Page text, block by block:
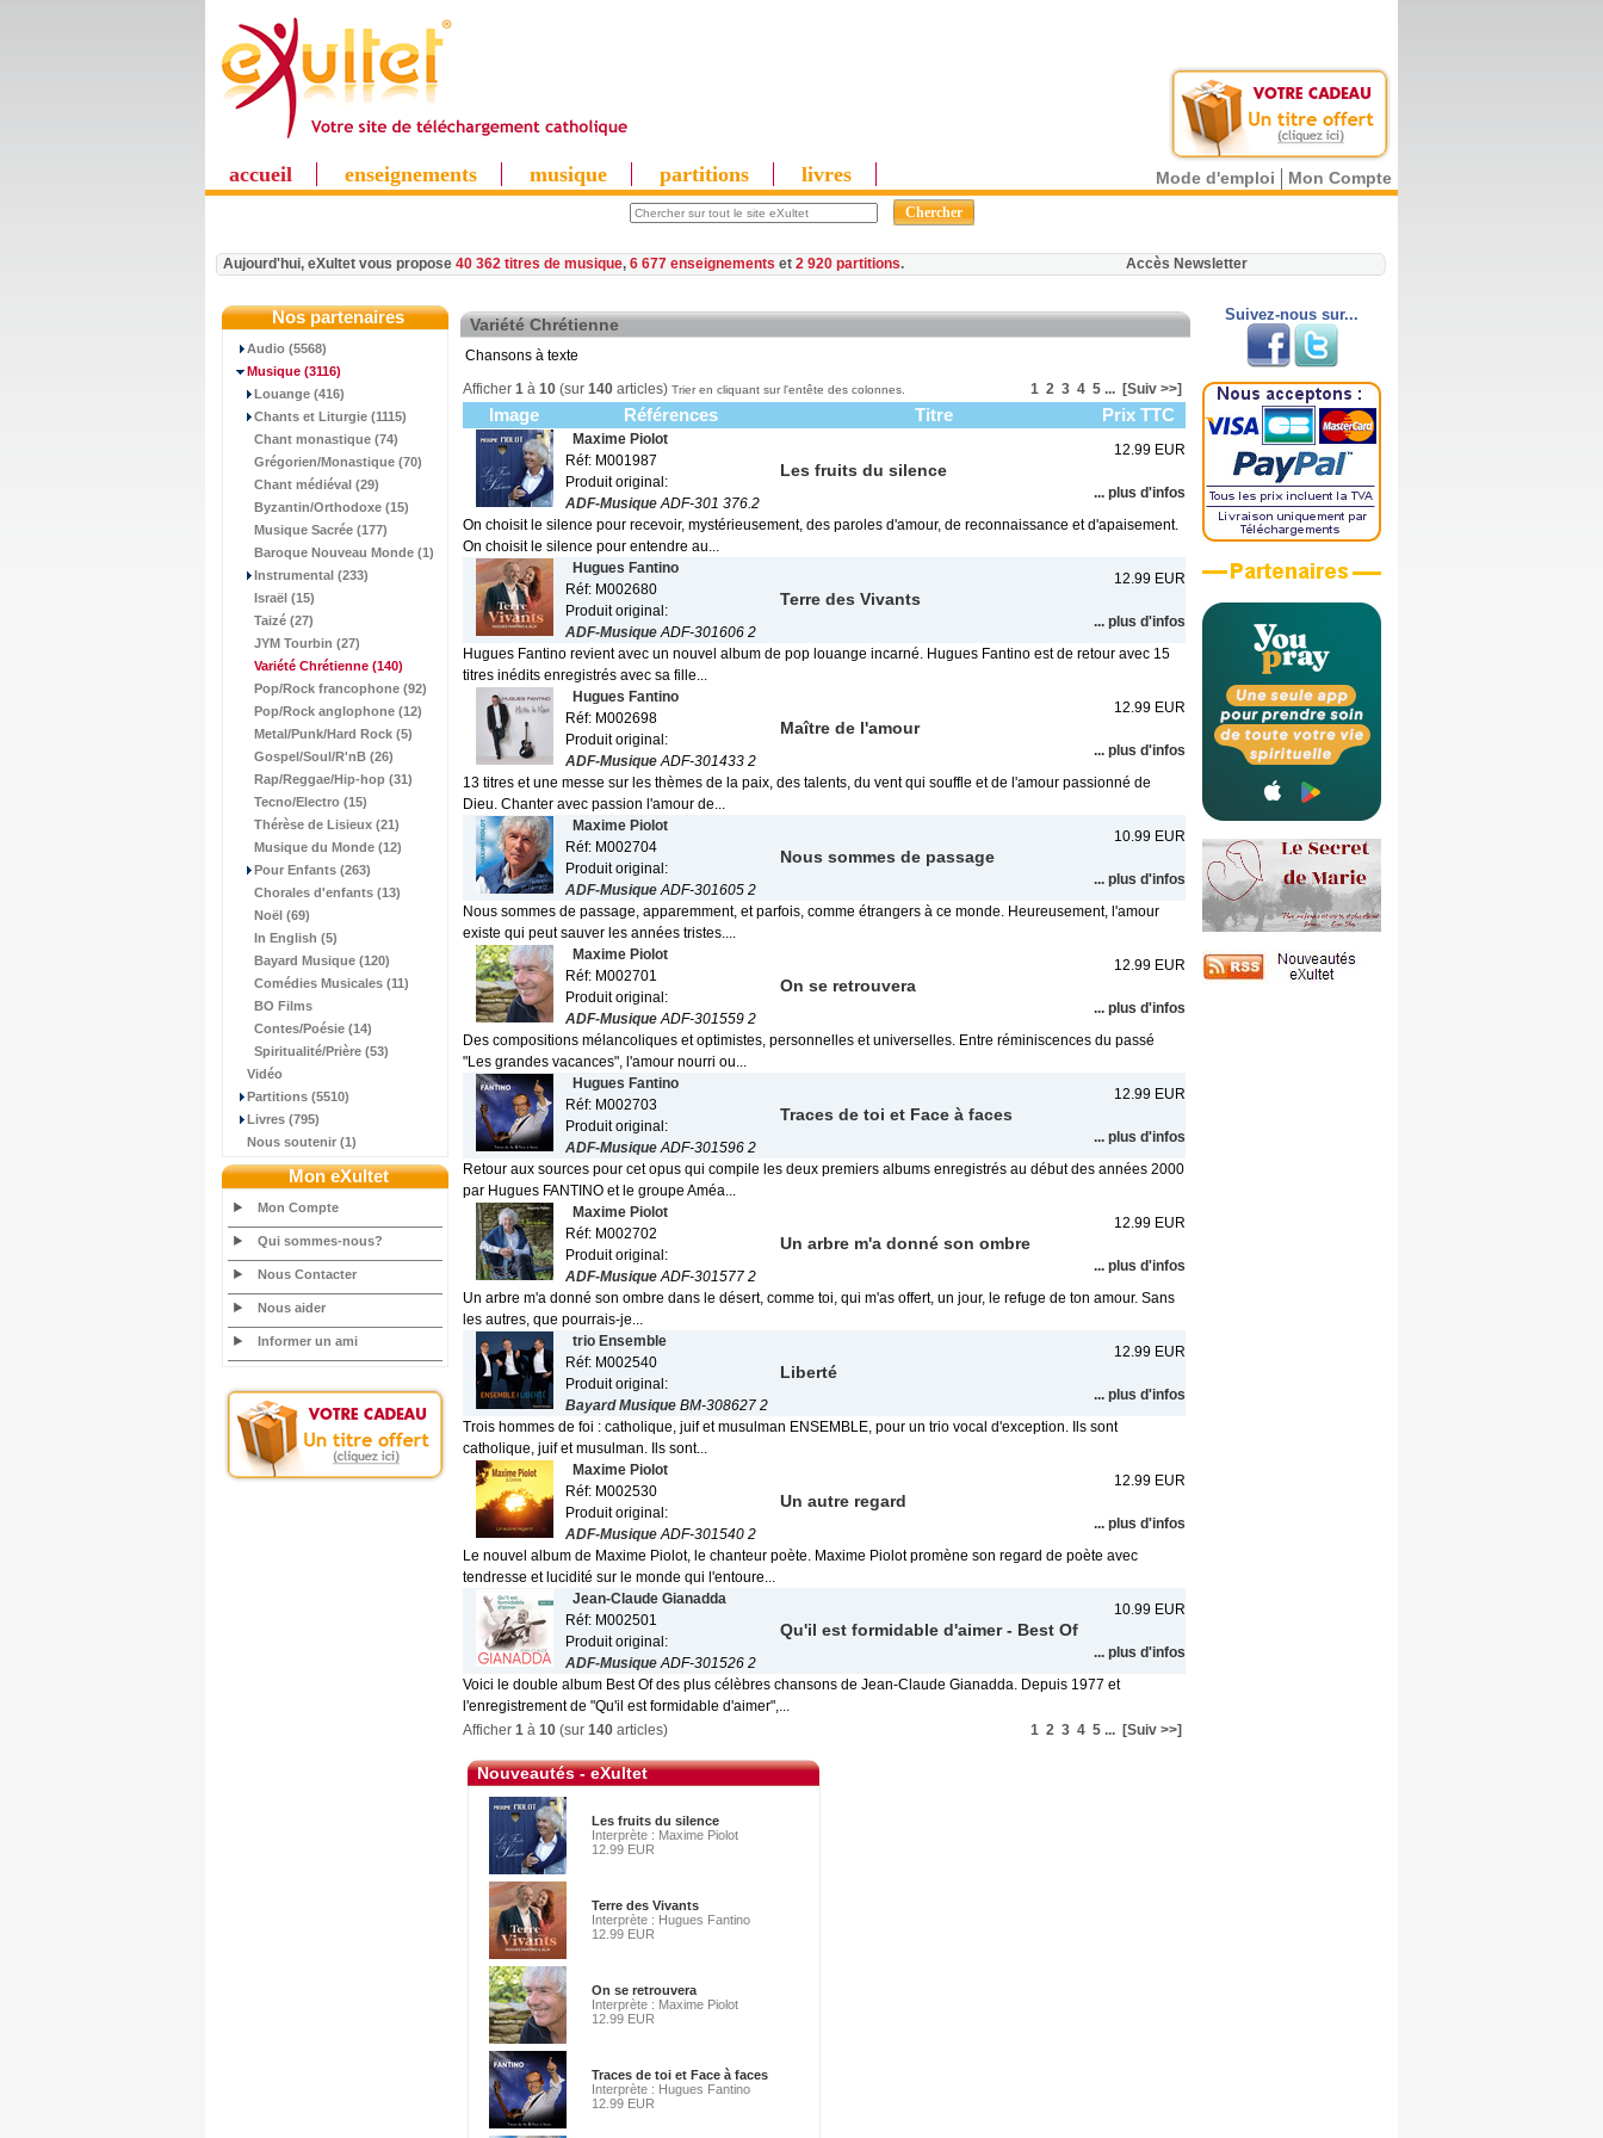
accueil enseignements musique partitions livres Mode d'emploi Mon Compte
Aujourd'hui, eXultet vous propose 40 362 titres de musique, 6 677 enseignements et 2 920 partitions. Accès Newsletter
Nos partenaires
Audio (5568)
Musique (3116)
Louange (416)
Chants et Liturgie (1115)
Chant monastique (74)
Grégorien/Monastique (70)
Chant médiéval (29)
Byzantin/Orthodoxe (15)
Musique Sacrée (177)
Baroque Nouveau Monde (1)
Instrumental (233)
Israël (15)
Taizé (27)
JYM Tourbin (27)
Variété Chrétienne (140)
Pop/Rock francophone (92)
Pop/Rock anglophone (12)
Metal/Punk/Hard Rock (5)
Gospel/Soul/R'nB (26)
Rap/Reggae/Hip-hop (31)
Tecno/Electro (15)
Thérèse de Lisieux (21)
Musique du Monde (12)
Pour Enfants (263)
Chorales d'enfants (13)
Noël (69)
In English (5)
Bayard Musique (120)
Comédies Musicales (11)
BO Films
Contes/Poésie (14)
Spiritualité/Prière (53)
Vidéo
Partitions (5510)
Livres (795)
Nous soutenir (1)
Mon eXultet
Mon Compte
Qui sommes-nous?
Nous Contacter
Nous aider
Informer un ami
Variété Chrétienne
Chansons à texte
Afficher 1 à 10 (sur 140 articles) Trier en cliquant sur l'entête des colonnes. 1 2 3 4 5 ... [Suiv >>]
Image Références Titre Prix TTC
Maxime Piolot
Réf: M001987
Produit original:
ADF-MusiqueADF-301 376.2
Les fruits du silence
12.99 EUR
... plus d'infos
On choisit le silence pour recevoir, mystérieusement, des paroles d'amour, de reconnaissance et d'apaisement.
On choisit le silence pour entendre au...
Hugues Fantino
Réf: M002680
Produit original:
ADF-MusiqueADF-301606 2
Terre des Vivants
12.99 EUR
... plus d'infos
Hugues Fantino revient avec un nouvel album de pop louange incarné. Hugues Fantino est de retour avec 15
titres inédits enregistrés avec sa fille...
Hugues Fantino
Réf: M002698
Produit original:
ADF-MusiqueADF-301433 2
Maître de l'amour
12.99 EUR
... plus d'infos
13 titres et une messe sur les thèmes de la paix, des talents, du vent qui souffle et de l'amour passionné de
Dieu. Chanter avec passion l'amour de...
Maxime Piolot
Réf: M002704
Produit original:
ADF-MusiqueADF-301605 2
Nous sommes de passage
10.99 EUR
... plus d'infos
Nous sommes de passage, apparemment, et parfois, comme étrangers à ce monde. Heureusement, l'amour
existe qui peut sauver les années tristes....
Maxime Piolot
Réf: M002701
Produit original:
ADF-MusiqueADF-301559 2
On se retrouvera
12.99 EUR
... plus d'infos
Des compositions mélancoliques et optimistes, personnelles et universelles. Entre réminiscences du passé
"Les grandes vacances", l'amour nourri ou...
Hugues Fantino
Réf: M002703
Produit original:
ADF-MusiqueADF-301596 2
Traces de toi et Face à faces
12.99 EUR
... plus d'infos
Retour aux sources pour cet opus qui compile les deux premiers albums enregistrés au début des années 2000
par Hugues FANTINO et le groupe Améa...
Maxime Piolot
Réf: M002702
Produit original:
ADF-MusiqueADF-301577 2
Un arbre m'a donné son ombre
12.99 EUR
... plus d'infos
Un arbre m'a donné son ombre dans le désert, comme toi, qui m'as offert, un jour, le refuge de ton amour. Sans
les autres, que pourrais-je...
trio Ensemble
Réf: M002540
Produit original:
Bayard Musique BM-308627 2
Liberté
12.99 EUR
... plus d'infos
Trois hommes de foi : catholique, juif et musulman ENSEMBLE, pour un trio vocal d'exception. Ils sont
catholique, juif et musulman. Ils sont...
Maxime Piolot
Réf: M002530
Produit original:
ADF-MusiqueADF-301540 2
Un autre regard
12.99 EUR
... plus d'infos
Le nouvel album de Maxime Piolot, le chanteur poète. Maxime Piolot promène son regard de poète avec
tendresse et lucidité sur le monde qui l'entoure...
Jean-Claude Gianadda
Réf: M002501
Produit original:
ADF-MusiqueADF-301526 2
Qu'il est formidable d'aimer - Best Of
10.99 EUR
... plus d'infos
Voici le double album Best Of des plus célèbres chansons de Jean-Claude Gianadda. Depuis 1977 et
l'enregistrement de "Qu'il est formidable d'aimer",...
Afficher 1 à 10 (sur 140 articles) 1 2 3 4 5 ... [Suiv >>]
Nouveautés - eXultet
Les fruits du silence
Interprète : Maxime Piolot
12.99 EUR
Terre des Vivants
Interprète : Hugues Fantino
12.99 EUR
On se retrouvera
Interprète : Maxime Piolot
12.99 EUR
Traces de toi et Face à faces
Interprète : Hugues Fantino
12.99 EUR
Suivez-nous sur...